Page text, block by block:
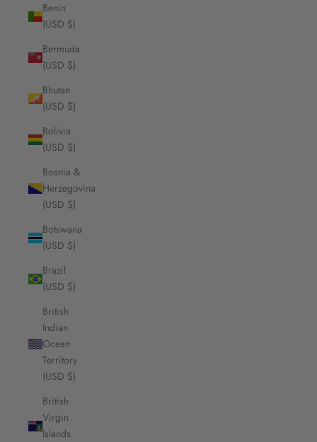
Benin
(USD $)
Bermuda
(USD $)
Bhutan
(USD $)
Bolivia
(USD $)
Bosnia &
Herzegovina
(USD $)
Botswana
(USD $)
Brazil
(USD $)
British
Indian
Ocean
Territory
(USD $)
British
Virgin
Islands